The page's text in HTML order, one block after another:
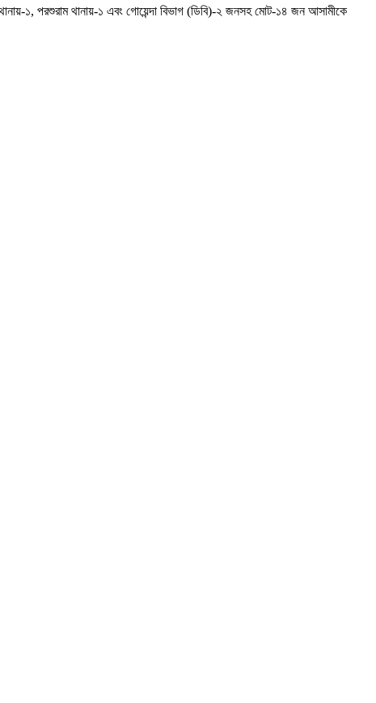
১, পরশুরাম থানায়-১ এবং গোয়েন্দা বিভাগ (ডিবি)-২ জনসহ মোট-১৪ জন আসামীকে